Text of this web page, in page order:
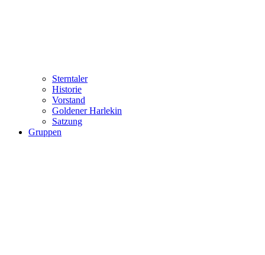
Sterntaler
Historie
Vorstand
Goldener Harlekin
Satzung
Gruppen